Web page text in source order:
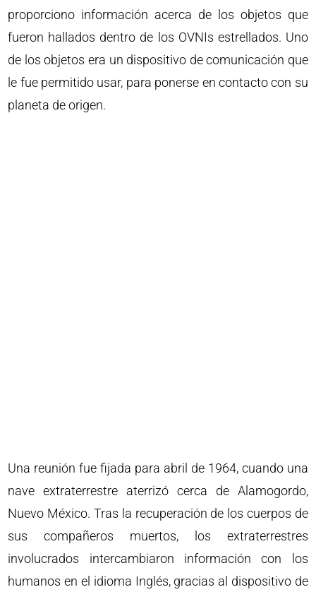
proporciono información acerca de los objetos que
fueron hallados dentro de los OVNIs estrellados. Uno
de los objetos era un dispositivo de comunicación que
le fue permitido usar, para ponerse en contacto con su
planeta de origen.
Una reunión fue fijada para abril de 1964, cuando una
nave extraterrestre aterrizó cerca de Alamogordo,
Nuevo México. Tras la recuperación de los cuerpos de
sus compañeros muertos, los extraterrestres
involucrados intercambiaron información con los
humanos en el idioma Inglés, gracias al dispositivo de